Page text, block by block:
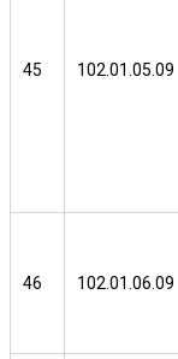
45 102.01.05.09
46 102.01.06.09